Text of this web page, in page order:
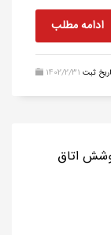
ادامه مطلب
1402/2/31 ثبت
اتاق